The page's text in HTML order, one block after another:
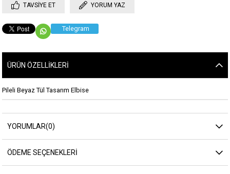
TAVSIYE ET YORUM YAZ
Telegram
ÜRÜN ÖZELLIKLERI
Pileli Beyaz Tül Tasarım Elbise
YORUMLAR(0)
ÖDEME SEÇENEKLERI